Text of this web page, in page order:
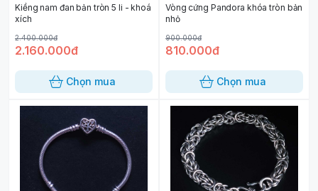
Kiềng nam đan bản tròn 5 li - khoá
xích
2.400.000đ
2.160.000đ
Chọn mua
Vòng cứng Pandora khóa tròn bản
nhỏ
900.000đ
810.000đ
Chọn mua